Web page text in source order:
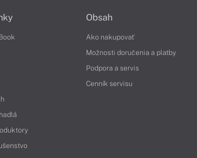
Obsah
Ako nakupovať
Možnosti doručenia a platby
Podpora a servis
Cenník servisu